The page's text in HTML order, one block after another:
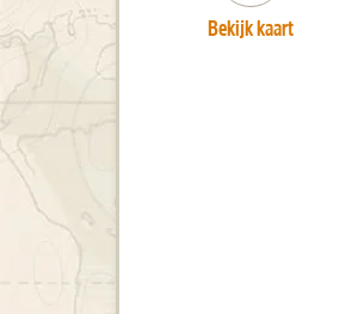
Bekijk kaart